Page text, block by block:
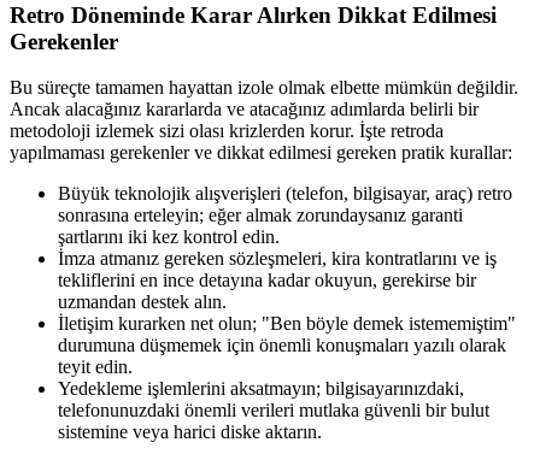
Retro Döneminde Karar Alırken Dikkat Edilmesi
Gerekenler
Bu süreçte tamamen hayattan izole olmak elbette mümkün değildir.
Ancak alacağınız kararlarda ve atacağınız adımlarda belirli bir
metodoloji izlemek sizi olası krizlerden korur. İşte retroda
yapılmaması gerekenler ve dikkat edilmesi gereken pratik kurallar:
Büyük teknolojik alışverişleri (telefon, bilgisayar, araç) retro
sonrasına erteleyin; eğer almak zorundaysanız garanti
şartlarını iki kez kontrol edin.
İmza atmanız gereken sözleşmeleri, kira kontratlarını ve iş
tekliflerini en ince detayına kadar okuyun, gerekirse bir
uzmandan destek alın.
İletişim kurarken net olun; "Ben böyle demek istememiştim"
durumuna düşmemek için önemli konuşmaları yazılı olarak
teyit edin.
Yedekleme işlemlerini aksatmayın; bilgisayarınızdaki,
telefonunuzdaki önemli verileri mutlaka güvenli bir bulut
sistemine veya harici diske aktarın.